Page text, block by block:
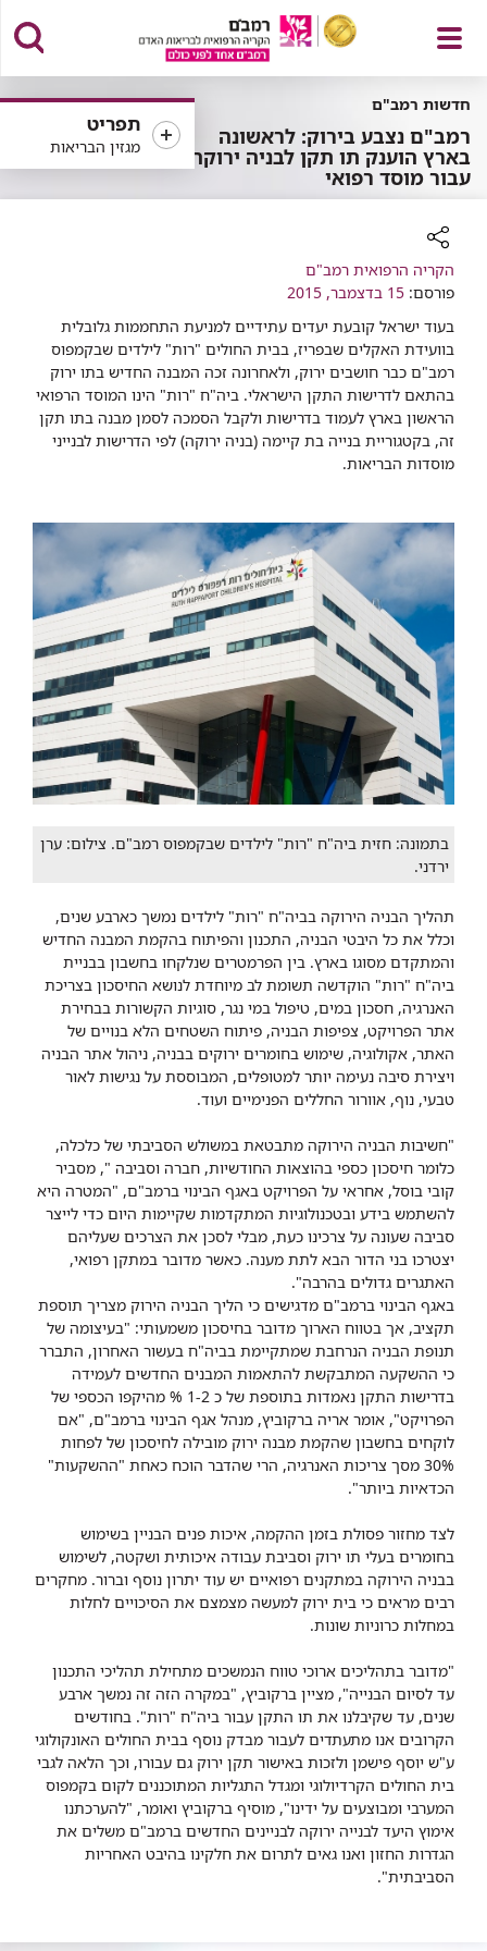
פתח
תפריט
תפריט
מגזין הבריאות
חדשות רמב"ם
רמב"ם נצבע בירוק: לראשונה
בארץ הוענק תו תקן לבניה ירוקה
עבור מוסד רפואי
רכיב
שיתוף
הקריה הרפואית רמב"ם
פורסם: 15 בדצמבר, 2015
בעוד ישראל קובעת יעדים עתידיים למניעת התחממות גלובלית
בוועידת האקלים שבפריז, בבית החולים "רות" לילדים שבקמפוס
רמב"ם כבר חושבים ירוק, ולאחרונה זכה המבנה החדיש בתו ירוק
בהתאם לדרישות התקן הישראלי. ביה"ח "רות" הינו המוסד הרפואי
הראשון בארץ לעמוד בדרישות ולקבל הסמכה לסמן מבנה בתו תקן
זה, בקטגוריית בנייה בת קיימה (בניה ירוקה) לפי הדרישות לבנייני
מוסדות הבריאות.
בתמונה: חזית ביה"ח "רות" לילדים שבקמפוס רמב"ם. צילום: ערן
ירדני.
תהליך הבניה הירוקה בביה"ח "רות" לילדים נמשך כארבע שנים,
וכלל את כל היבטי הבניה, התכנון והפיתוח בהקמת המבנה החדיש
והמתקדם מסוגו בארץ. בין הפרמטרים שנלקחו בחשבון בבניית
ביה"ח "רות" הוקדשה תשומת לב מיוחדת לנושא החיסכון בצריכת
האנרגיה, חסכון במים, טיפול במי נגר, סוגיות הקשורות בבחירת
אתר הפרויקט, צפיפות הבניה, פיתוח השטחים הלא בנויים של
האתר, אקולוגיה, שימוש בחומרים ירוקים בבניה, ניהול אתר הבניה
ויצירת סיבה נעימה יותר למטופלים, המבוססת על נגישות לאור
טבעי, נוף, אוורור החללים הפנימיים ועוד.
"חשיבות הבניה הירוקה מתבטאת במשולש הסביבתי של כלכלה,
כלומר חיסכון כספי בהוצאות החודשיות, חברה וסביבה ", מסביר
קובי בוסל, אחראי על הפרויקט באגף הבינוי ברמב"ם, "המטרה היא
להשתמש בידע ובטכנולוגיות המתקדמות שקיימות היום כדי לייצר
סביבה שעונה על צרכינו כעת, מבלי לסכן את הצרכים שעליהם
יצטרכו בני הדור הבא לתת מענה. כאשר מדובר במתקן רפואי,
האתגרים גדולים בהרבה".
באגף הבינוי ברמב"ם מדגישים כי הליך הבניה הירוק מצריך תוספת
תקציב, אך בטווח הארוך מדובר בחיסכון משמעותי: "בעיצומה של
תנופת הבניה הנרחבת שמתקיימת בביה"ח בעשור האחרון, התברר
כי ההשקעה המתבקשת להתאמות המבנים החדשים לעמידה
בדרישות התקן נאמדות בתוספת של כ 1-2 % מהיקפו הכספי של
הפרויקט", אומר אריה ברקוביץ, מנהל אגף הבינוי ברמב"ם, "אם
לוקחים בחשבון שהקמת מבנה ירוק מובילה לחיסכון של לפחות
30% מסך צריכות האנרגיה, הרי שהדבר הוכח כאחת "ההשקעות"
הכדאיות ביותר".
לצד מחזור פסולת בזמן ההקמה, איכות פנים הבניין בשימוש
בחומרים בעלי תו ירוק וסביבת עבודה איכותית ושקטה, לשימוש
בבניה הירוקה במתקנים רפואיים יש עוד יתרון נוסף וברור. מחקרים
רבים מראים כי בית ירוק למעשה מצמצם את הסיכויים לחלות
במחלות כרוניות שונות.
"מדובר בתהליכים ארוכי טווח הנמשכים מתחילת תהליכי התכנון
עד לסיום הבנייה", מציין ברקוביץ, "במקרה הזה זה נמשך ארבע
שנים, עד שקיבלנו את תו התקן עבור ביה"ח "רות". בחודשים
הקרובים אנו מתעתדים לעבור מבדק נוסף בבית החולים האונקולוגי
ע"ש יוסף פישמן ולזכות באישור תקן ירוק גם עבורו, וכך הלאה לגבי
בית החולים הקרדיולוגי ומגדל התגליות המתוכננים לקום בקמפוס
המערבי ומבוצעים על ידינו", מוסיף ברקוביץ ואומר, "להערכתנו
אימוץ היעד לבנייה ירוקה לבניינים החדשים ברמב"ם משלים את
הגדרות החזון ואנו גאים לתרום את חלקינו בהיבט האחריות
הסביבתית".